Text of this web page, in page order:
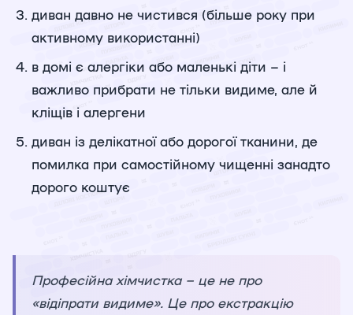
диван давно не чистився (більше року при
активному використанні)
в домі є алергіки або маленькі діти – і
важливо прибрати не тільки видиме, але й
кліщів і алергени
диван із делікатної або дорогої тканини, де
помилка при самостійному чищенні занадто
дорого коштує
Професійна хімчистка – це не про
«відіпрати видиме». Це про екстракцію